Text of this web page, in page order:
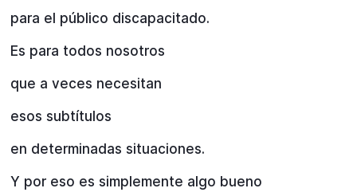
para el público discapacitado.
Es para todos nosotros
que a veces necesitan
esos subtítulos
en determinadas situaciones.
Y por eso es simplemente algo bueno